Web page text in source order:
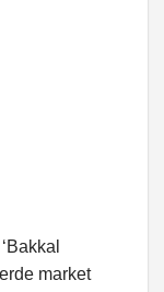
market